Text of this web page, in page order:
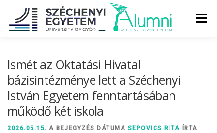
tartalomhoz
Menü
DIPLOMAÁTADÓ DIPLOMÁN TÚL
SZOLGÁLTATÁSOK ÉVFOLYAMOK
Ismét az Oktatási Hivatal
bázisintézménye lett a Széchenyi
István Egyetem fenntartásában
működő két iskola
2026.05.15. A BEJEGYZÉS DÁTUMA SEPOVICS RITA ÍRTA